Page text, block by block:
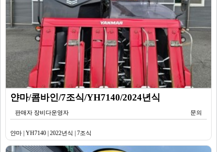
얀마/콤바인/7조식/YH7140/2024년식
판매자 장비다운영자 문의
얀마 | YH7140 | 2022년식 | 7조식